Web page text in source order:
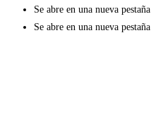
Se abre en una nueva pestaña
Se abre en una nueva pestaña